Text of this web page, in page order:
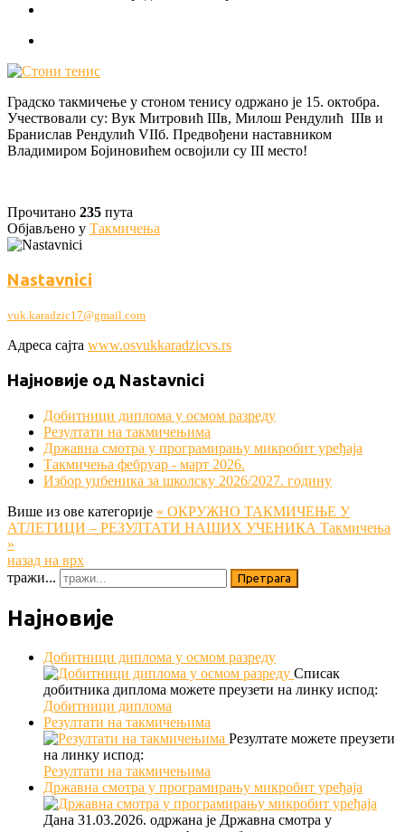
Градско такмичење у стоном тенису одржано је 15. октобра.
Учествовали су: Вук Митровић IIIв, Милош Рендулић IIIв и
Бранислав Рендулић VIIб. Предвођени наставником
Владимиром Бојиновићем освојили су III место!
Прочитано 235 пута
Објављено у Такмичења
Nastavnici
vuk.karadzic17@gmail.com
Адреса сајта www.osvukkaradzicvs.rs
Најновије од Nastavnici
Добитници диплома у осмом разреду
Резултати на такмичењима
Државна смотра у програмирању микробит уређаја
Такмичења фебруар - март 2026.
Избор уџбеника за школску 2026/2027. годину
Више из ове категорије « ОКРУЖНО ТАКМИЧЕЊЕ У
АТЛЕТИЦИ – РЕЗУЛТАТИ НАШИХ УЧЕНИКА Такмичења
»
назад на врх
тражи...
Претрага
Најновије
Добитници диплома у осмом разреду
Списак
добитника диплома можете преузети на линку испод:
Добитници диплома
Резултати на такмичењима
Резултате можете преузети
на линку испод:
Резултати на такмичењима
Државна смотра у програмирању микробит уређаја
Дана 31.03.2026. одржана је Државна смотра у